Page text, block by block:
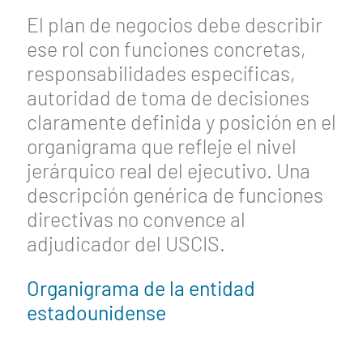
El plan de negocios debe describir
ese rol con funciones concretas,
responsabilidades específicas,
autoridad de toma de decisiones
claramente definida y posición en el
organigrama que refleje el nivel
jerárquico real del ejecutivo. Una
descripción genérica de funciones
directivas no convence al
adjudicador del USCIS.
Organigrama de la entidad
estadounidense